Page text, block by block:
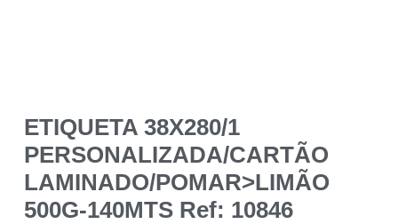
ETIQUETA 38X280/1
PERSONALIZADA/CARTÃO
LAMINADO/POMAR>LIMÃO
500G-140MTS Ref: 10846